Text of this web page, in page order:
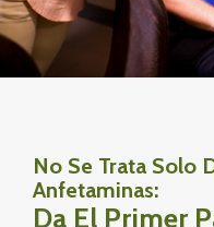
No Se Trata Solo
Anfetaminas:
Da El Primer